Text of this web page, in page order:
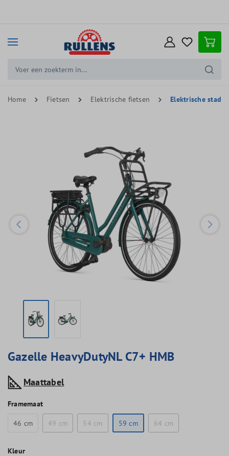
Home Fietsen Elektrische fietsen Elektrische
Gazelle HeavyDutyNL C7+ HMB
Maattabel
Framemaat
46 cm
49 cm 54 cm 59 cm 64 cm
Kleur